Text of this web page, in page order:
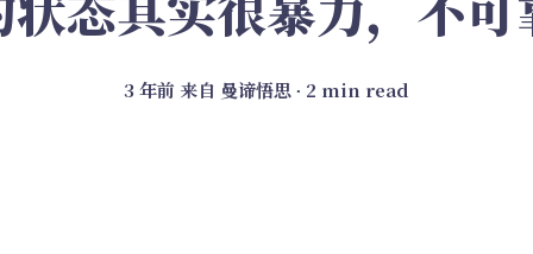
3 年前 来自 曼谛悟思∙ 2 min read